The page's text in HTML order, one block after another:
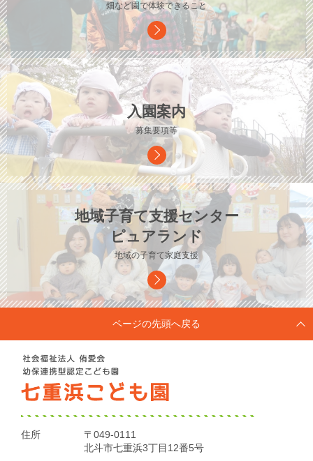
畑など園で体験できること
入園案内
募集要項等
地域子育て支援センター
ピュアランド
地域の子育て家庭支援
ページの先頭へ戻る
住所
〒049-0111
北斗市七重浜3丁目12番5号